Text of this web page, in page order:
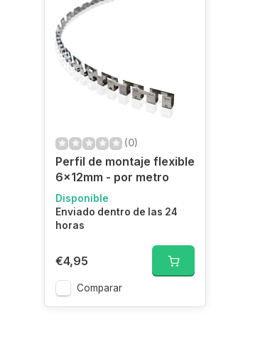
(0)
Perfil de montaje flexible
6x12mm - por metro
Disponible
Enviado dentro de las 24
horas
€4,95
Comparar